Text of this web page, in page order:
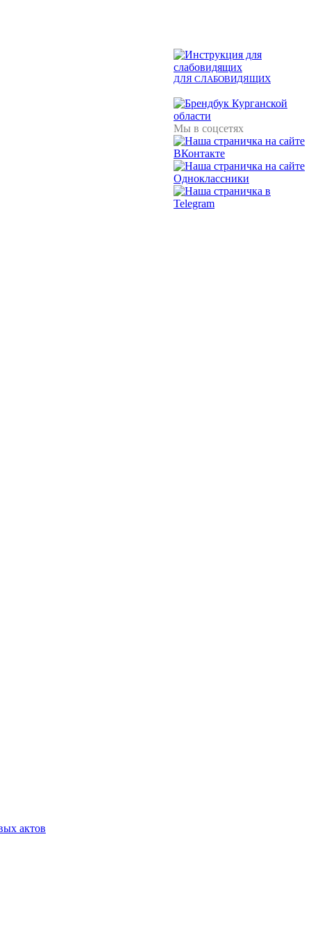
ДЛЯ СЛАБОВИДЯЩИХ
Мы в соцсетях
актов